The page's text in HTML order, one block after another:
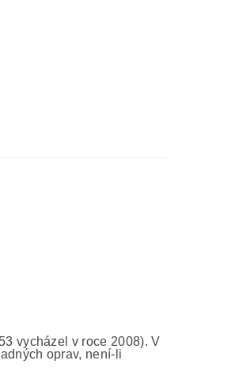
vycházel v roce 2008). V
oprav, není-li